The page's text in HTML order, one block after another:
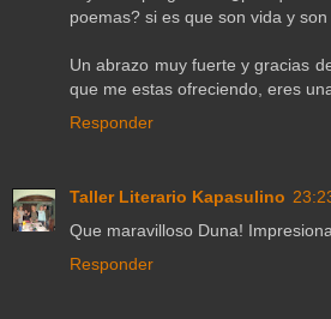
poemas? si es que son vida y son
Un abrazo muy fuerte y gracias
que me estas ofreciendo, eres
Responder
Taller Literario Kapasulino
Que maravilloso Duna!
Responder